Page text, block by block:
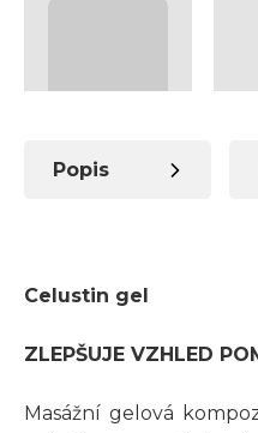
Popis
Celustin gel
ZLEPŠUJE VZHLED
Masážní gelová